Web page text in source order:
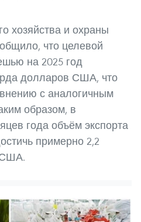
хозяйства и охраны
что целевой
на 2025 год
долларов США, что
с аналогичным
образом, в
года объём экспорта
примерно 2,2